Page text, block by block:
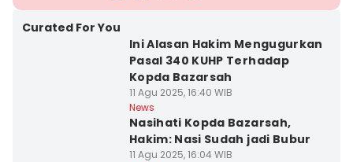
Curated For You
Ini Alasan Hakim Mengugurkan
Pasal 340 KUHP Terhadap
Kopda Bazarsah
11 Agu 2025, 16:40 WIB
News
Nasihati Kopda Bazarsah,
Hakim: Nasi Sudah jadi Bubur
11 Agu 2025, 16:04 WIB